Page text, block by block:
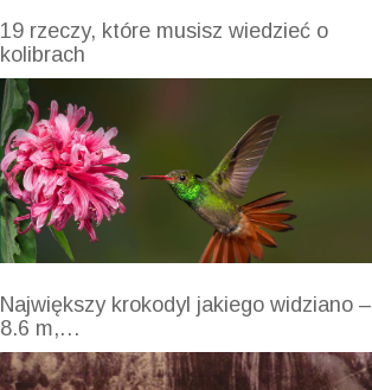
19 rzeczy, które musisz wiedzieć o
kolibrach
Największy krokodyl jakiego widziano –
8.6 m,…